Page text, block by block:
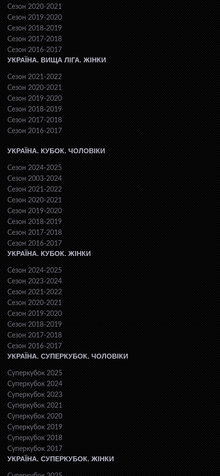
Сезон 2020-2021
Сезон 2019-2020
Сезон 2018-2019
Сезон 2017-2018
Сезон 2016-2017
УКРАЇНА. ВИЩА ЛІГА. ЖІНКИ
Сезон 2021-2022
Сезон 2020-2021
Сезон 2019-2020
Сезон 2018-2019
Сезон 2017-2018
Сезон 2016-2017
УКРАЇНА. КУБОК. ЧОЛОВІКИ
Сезон 2024-2025
Сезон 2003-2024
Сезон 2021-2022
Сезон 2020-2021
Сезон 2019-2020
Сезон 2018-2019
Сезон 2017-2018
Сезон 2016-2017
УКРАЇНА. КУБОК. ЖІНКИ
Сезон 2024-2025
Сезон 2023-2024
Сезон 2021-2022
Сезон 2020-2021
Сезон 2019-2020
Сезон 2018-2019
Сезон 2017-2018
Сезон 2016-2017
УКРАЇНА. СУПЕРКУБОК. ЧОЛОВІКИ
Суперкубок 2025
Суперкубок 2024
Суперкубок 2023
Суперкубок 2021
Суперкубок 2020
Суперкубок 2019
Суперкубок 2018
Суперкубок 2017
УКРАЇНА. СУПЕРКУБОК. ЖІНКИ